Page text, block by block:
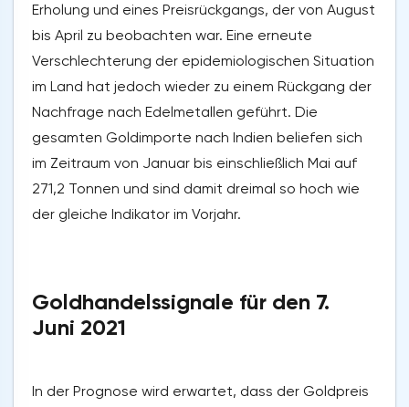
Erholung und eines Preisrückgangs, der von August
bis April zu beobachten war. Eine erneute
Verschlechterung der epidemiologischen Situation
im Land hat jedoch wieder zu einem Rückgang der
Nachfrage nach Edelmetallen geführt. Die
gesamten Goldimporte nach Indien beliefen sich
im Zeitraum von Januar bis einschließlich Mai auf
271,2 Tonnen und sind damit dreimal so hoch wie
der gleiche Indikator im Vorjahr.
Goldhandelssignale für den 7.
Juni 2021
In der Prognose wird erwartet, dass der Goldpreis